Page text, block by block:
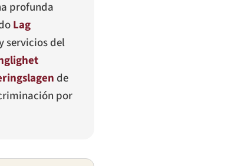
profunda
Lag
servicios del
de
por